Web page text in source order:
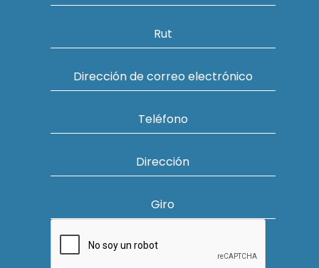
Rut
Dirección de correo electrónico
Teléfono
Dirección
Giro